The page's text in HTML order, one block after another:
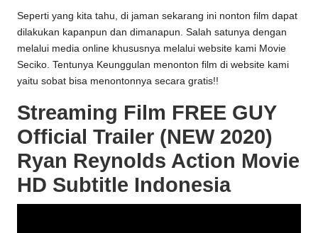
Seperti yang kita tahu, di jaman sekarang ini nonton film dapat
dilakukan kapanpun dan dimanapun. Salah satunya dengan
melalui media online khususnya melalui website kami Movie
Seciko. Tentunya Keunggulan menonton film di website kami
yaitu sobat bisa menontonnya secara gratis!!
Streaming Film FREE GUY
Official Trailer (NEW 2020)
Ryan Reynolds Action Movie
HD Subtitle Indonesia